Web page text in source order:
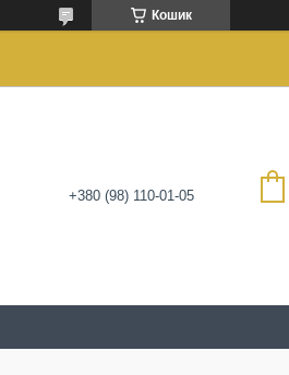
Кошик
+380 (98) 110-01-05